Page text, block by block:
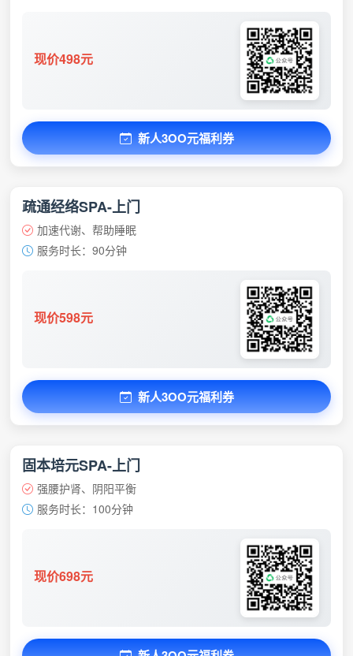
现价498元
新人3OO元福利券
疏通经络SPA-上门
加速代谢、帮助睡眠
服务时长：90分钟
现价598元
新人3OO元福利券
固本培元SPA-上门
强腰护肾、阴阳平衡
服务时长：100分钟
现价698元